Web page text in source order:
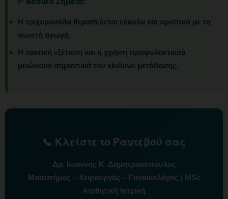
Η τριχομονάδα θεραπεύεται εύκολα και οριστικά με τη
σωστή αγωγή.
Η τακτική εξέταση και η χρήση προφυλακτικού
μειώνουν σημαντικά τον κίνδυνο μετάδοσης.
📞 Κλείστε το Ραντεβού σας
Δρ. Ιωάννης Κ. Δημητρακόπουλος
Μαιευτήρας – Χειρουργός – Γυναικολόγος | MSc
Αισθητική Ιατρική